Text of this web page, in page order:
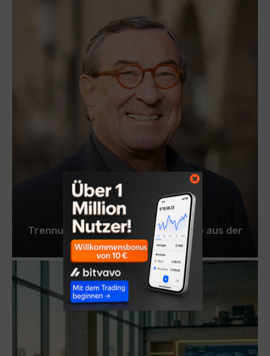
ALLGEMEIN
Trennung oder Paarberatung: Wege aus der
Beziehungskrise